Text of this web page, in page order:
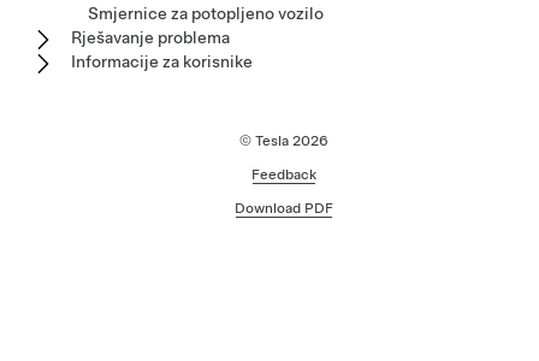
Smjernice za potopljeno vozilo
Rješavanje problema
Informacije za korisnike
© Tesla 2026
Feedback
Download PDF